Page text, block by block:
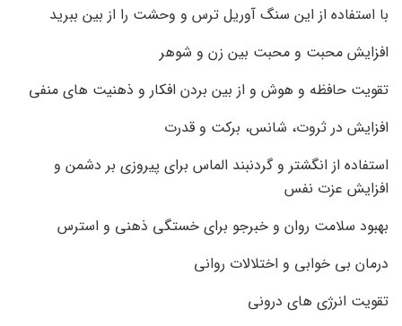
با استفاده از این سنگ آوریل ترس و وحشت را از بین ببرید
افزایش محبت و محبت بین زن و شوهر
تقویت حافظه و هوش و از بین بردن افکار و ذهنیت های منفی
افزایش در ثروت، شانس، برکت و قدرت
استفاده از انگشتر و گردنبند الماس برای پیروزی بر دشمن و
افزایش عزت نفس
بهبود سلامت روان و خبرجو برای خستگی ذهنی و استرس
درمان بی خوابی و اختلالات روانی
تقویت انرژی های درونی